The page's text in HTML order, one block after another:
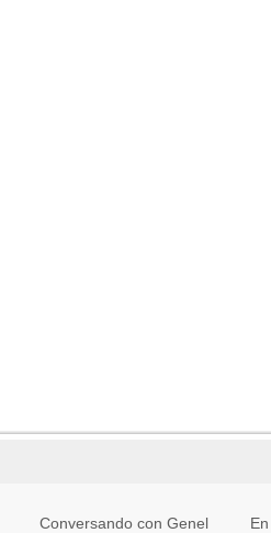
Conversando con Genel